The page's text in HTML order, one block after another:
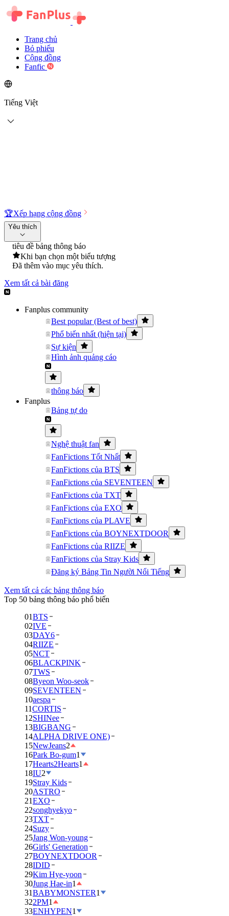
Trang chủ
Bỏ phiếu
Cộng đồng
Fanfic
Tiếng Việt
🏆Xếp hạng cộng đồng
Yêu thích
tiêu đề bảng thông báo
Khi bạn chọn một biểu tượng
Đã thêm vào mục yêu thích.
Xem tất cả bài đăng
Fanplus community
Best popular (Best of best)
Phổ biến nhất (hiện tại)
Sự kiện
Hình ảnh quảng cáo
thông báo
Fanplus
Bảng tự do
Nghệ thuật fan
FanFictions Tốt Nhất
FanFictions của BTS
FanFictions của SEVENTEEN
FanFictions của TXT
FanFictions của EXO
FanFictions của PLAVE
FanFictions của BOYNEXTDOOR
FanFictions của RIIZE
FanFictions của Stray Kids
Đăng ký Bảng Tin Người Nổi Tiếng
Xem tất cả các bảng thông báo
Top 50 bảng thông báo phổ biến
01BTS
02IVE
03DAY6
04RIIZE
05NCT
06BLACKPINK
07TWS
08Byeon Woo-seok
09SEVENTEEN
10aespa
11CORTIS
12SHINee
13BIGBANG
14ALPHA DRIVE ONE)
15NewJeans2
16Park Bo-gum1
17Hearts2Hearts1
18IU2
19Stray Kids
20ASTRO
21EXO
22songhyekyo
23TXT
24Suzy
25Jang Won-young
26Girls' Generation
27BOYNEXTDOOR
28IDID
29Kim Hye-yoon
30Jung Hae-in1
31BABYMONSTER1
322PM1
33ENHYPEN1